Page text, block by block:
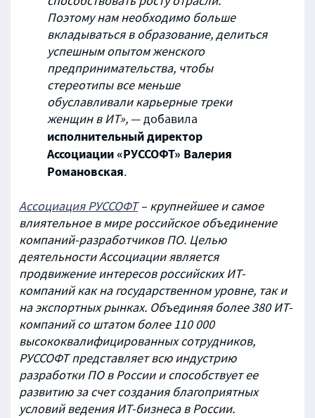
Поэтому нам необходимо больше
вкладываться в образование, делиться
успешным опытом женского
предпринимательства, чтобы
стереотипы все меньше
обуславливали карьерные треки
женщин в ИТ»,— добавила
исполнительный директор
Ассоциации «РУССОФТ» Валерия
Романовская.
Ассоциация РУССОФТ– крупнейшее и самое
влиятельное в мире российское объединение
компаний-разработчиков ПО. Целью
деятельности Ассоциации является
продвижение интересов российских ИТ-
компаний как на государственном уровне, так и
на экспортных рынках. Объединяя более 380 ИТ-
компаний со штатом более 110 000
высококвалифицированных сотрудников,
РУССОФТ представляет всю индустрию
разработки ПО в России и способствует ее
развитию за счет создания благоприятных
условий ведения ИТ-бизнеса в России.